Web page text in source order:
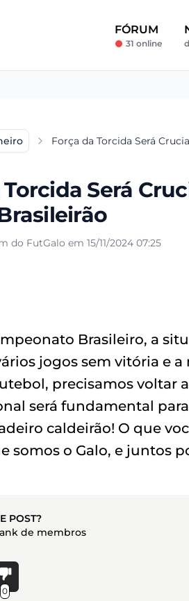
FÓRUM
31 online
Força da Torcida Será
Será
do FutGalo em 15/11/2024 07:25
Brasileiro, a
jogos sem vitória e
precisamos voltar
será fundamental
caldeirão! O que
somos o Galo, e juntos
POST?
de membros
0